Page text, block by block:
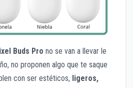
Buds Pro no se van a llevar le
no proponen algo que te saque
con ser estéticos, ligeros,